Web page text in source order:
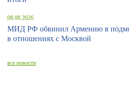
08.08.2026
МИД РФ обвинил Армению в
в отношениях с Москвой
все новости